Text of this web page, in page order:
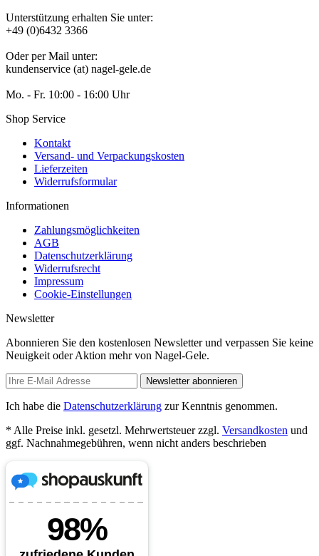
Unterstützung erhalten Sie unter:
+49 (0)6432 3366
Oder per Mail unter:
kundenservice (at) nagel-gele.de
Mo. - Fr. 10:00 - 16:00 Uhr
Shop Service
Kontakt
Versand- und Verpackungskosten
Lieferzeiten
Widerrufsformular
Informationen
Zahlungsmöglichkeiten
AGB
Datenschutzerklärung
Widerrufsrecht
Impressum
Cookie-Einstellungen
Newsletter
Abonnieren Sie den kostenlosen Newsletter und verpassen Sie keine
Neuigkeit oder Aktion mehr von Nagel-Gele.
Newsletter abonnieren
Ich habe die Datenschutzerklärung zur Kenntnis genommen.
* Alle Preise inkl. gesetzl. Mehrwertsteuer zzgl. Versandkosten und
ggf. Nachnahmegebühren, wenn nicht anders beschrieben